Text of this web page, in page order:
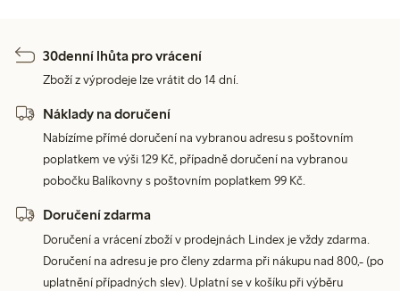
30denní lhůta pro vrácení
Zboží z výprodeje lze vrátit do 14 dní.
Náklady na doručení
Nabízíme přímé doručení na vybranou adresu s poštovním
poplatkem ve výši 129 Kč, případně doručení na vybranou
pobočku Balíkovny s poštovním poplatkem 99 Kč.
Doručení zdarma
Doručení a vrácení zboží v prodejnách Lindex je vždy zdarma.
Doručení na adresu je pro členy zdarma při nákupu nad 800,- (po
uplatnění případných slev). Uplatní se v košíku při výběru